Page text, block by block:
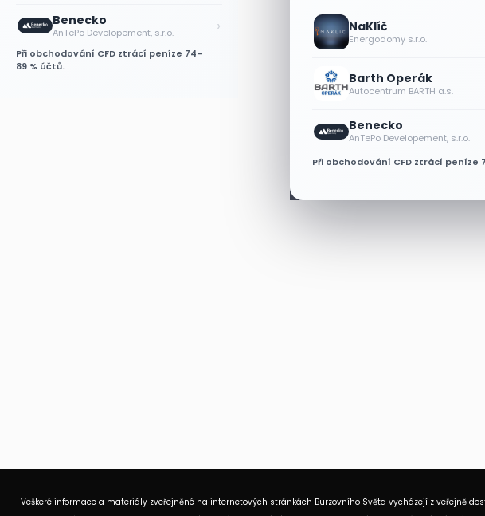
NaKlíč
Energodomy s.r.o.
Barth Operák
Autocentrum BARTH a.s.
Benecko
AnTePo Developement, s.r.o.
Při obchodování CFD ztrácí peníze
Benecko
AnTePo Developement, s.r.o. ›
Při obchodování CFD ztrácí peníze 74–
89 % účtů.
Veškeré informace a materiály zveřejněné na internetových stránkách Burzovního Světa vycházejí z veřejně